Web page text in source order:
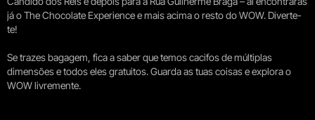
já o The Chocolate Experience e mais acima o resto do WOW. Diverte-
te!
Se trazes bagagem, fica a saber que temos cacifos de múltiplas
dimensões e todos eles gratuitos. Guarda as tuas coisas e explora o
WOW livremente.